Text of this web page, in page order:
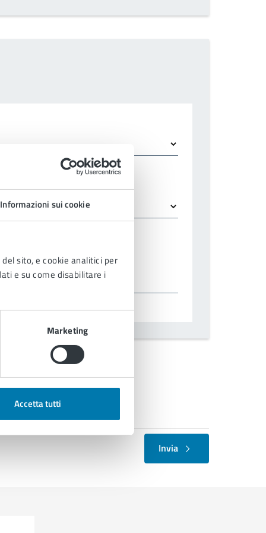
Informazioni sui cookie
sito, e cookie analitici per
e su come disabilitare i
Marketing
Accetta tutti
Invia